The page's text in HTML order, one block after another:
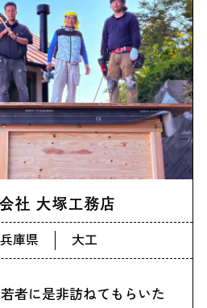
社 大塚工務店
兵庫県 大工
者に是非訪ねてもらいた